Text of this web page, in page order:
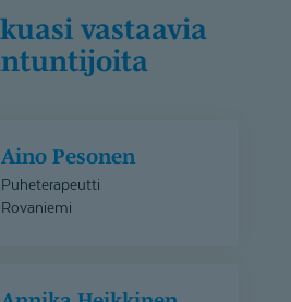
Aino Pesonen
Puheterapeutti
Rovaniemi